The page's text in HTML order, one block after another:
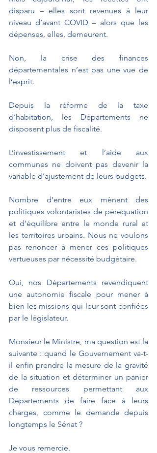
disparu – elles sont revenues à leur
niveau d’avant COVID – alors que les
dépenses, elles, demeurent.
Non, la crise des finances
départementales n’est pas une vue de
l’esprit.
Depuis la réforme de la taxe
d’habitation, les Départements ne
disposent plus de fiscalité.
L’investissement et l’aide aux
communes ne doivent pas devenir la
Nombre d’entre eux mènent des
politiques volontaristes de péréquation
et d’équilibre entre le monde rural et
les territoires urbains. Nous ne voulons
pas renoncer à mener ces politiques
vertueuses par nécessité budgétaire.
Oui, nos Départements revendiquent
une autonomie fiscale pour mener à
bien les missions qui leur sont confiées
par le législateur.
Monsieur le Ministre, ma question est la
suivante : quand le Gouvernement va-t-
il enfin prendre la mesure de la gravité
de la situation et déterminer un panier
de ressources permettant aux
Départements de faire face à leurs
charges, comme le demande depuis
longtemps le Sénat ?
Je vous remercie.